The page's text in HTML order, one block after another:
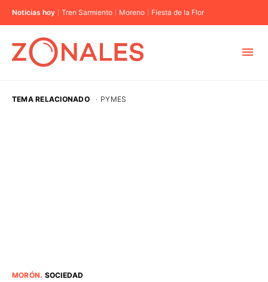
Noticias hoy Tren Sarmiento Moreno Fiesta de la Flor
TEMA RELACIONADO · PYMES
MORÓN. SOCIEDAD